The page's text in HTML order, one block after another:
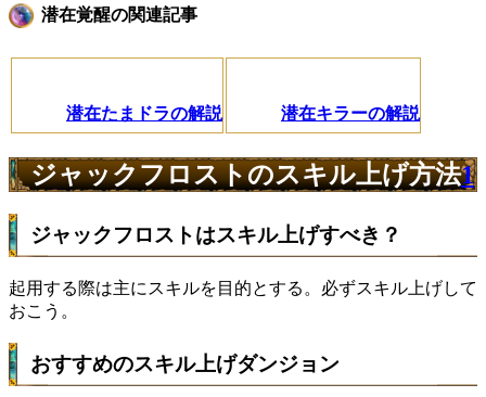
潜在覚醒の関連記事
潜在たまドラの解説 潜在キラーの解説
ジャックフロストのスキル上げ方法1
ジャックフロストはスキル上げすべき？
起用する際は主にスキルを目的とする。必ずスキル上げして
おこう。
おすすめのスキル上げダンジョン